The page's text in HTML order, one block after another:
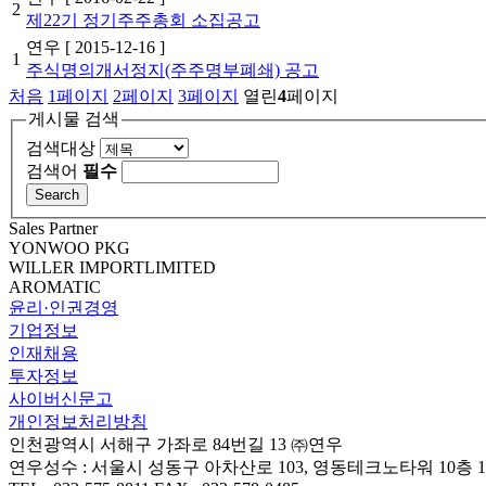
2
제22기 정기주주총회 소집공고
1
연우 [ 2015-12-16 ]
주식명의개서정지(주주명부폐쇄) 공고
처음 1페이지 2페이지 3페이지 열린4페이지
게시물 검색
검색대상
검색어 필수
Sales Partner
YONWOO PKG
WILLER IMPORTLIMITED
AROMATIC
윤리·인권경영
기업정보
인재채용
투자정보
사이버신문고
개인정보처리방침
인천광역시 서해구 가좌로 84번길 13 ㈜연우
연우성수 : 서울시 성동구 아차산로 103, 영동테크노타워 10층